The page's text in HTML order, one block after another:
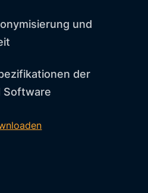
und
der
Software